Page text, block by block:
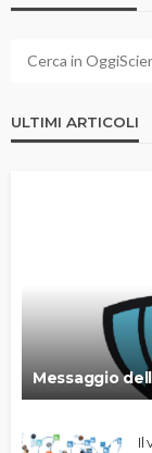
ULTIMI ARTICOLI
Messaggio
Il